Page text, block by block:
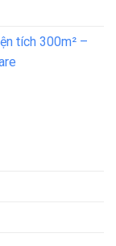
tích 300m² –